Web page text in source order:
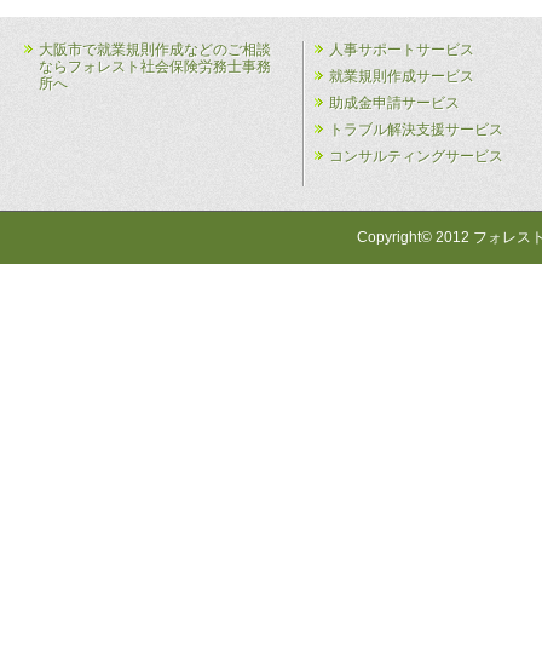
大阪市で就業規則作成などのご相談
ならフォレスト社会保険労務士事務
所へ
人事サポートサービス
就業規則作成サービス
助成金申請サービス
トラブル解決支援サービス
コンサルティングサービス
Copyright© 2012 フォレス